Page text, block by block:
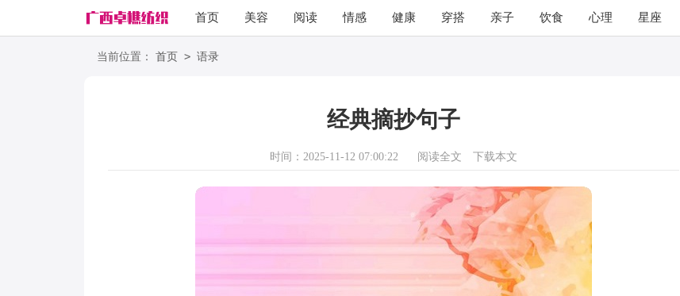
首页 美容 阅读 情感 健康 穿搭 亲子 饮食 心理 星座
励志
当前位置： 首页 > 语录
经典摘抄句子
时间：2025-11-12 07:00:22 阅读全文 下载本文